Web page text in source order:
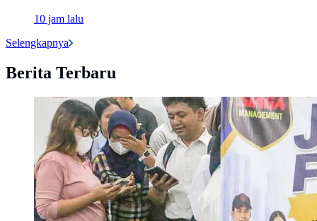
10 jam lalu
Selengkapnya
Berita Terbaru